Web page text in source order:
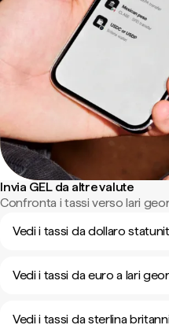
Invia GEL da altre valute
Confronta i tassi verso lari
Vedi i tassi da dollaro
Vedi i tassi da euro a lari
Vedi i tassi da sterlina